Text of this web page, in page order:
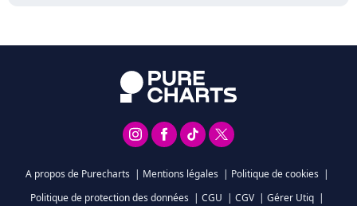
A propos de Purecharts | Mentions légales | Politique de cookies |
Politique de protection des données | CGU | CGV | Gérer Utiq |